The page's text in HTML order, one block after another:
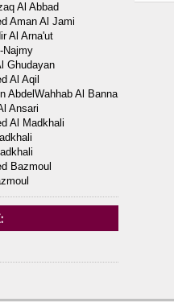
Al Abbad
Aman Al Jami
Al Arna'ut
Najmy
Ghudayan
Al Aqil
AbdelWahhab Al Banna
Ansari
Al Madkhali
Bazmoul